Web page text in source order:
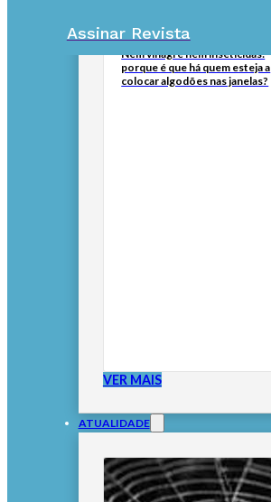
Assinar Revista
Nem vinagre nem inseticidas:
porque é que há quem esteja a
colocar algodões nas janelas?
VER MAIS
ATUALIDADE